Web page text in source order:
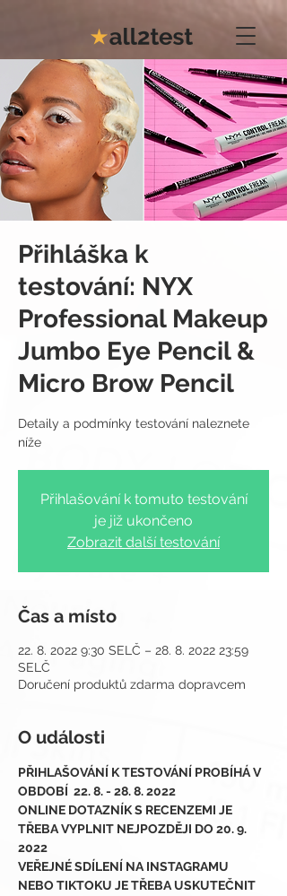
Přihláška k
testování: NYX
Professional Makeup
Jumbo Eye Pencil &
Micro Brow Pencil
Detaily a podmínky testování naleznete
Přihlašování k tomuto testování
je již ukončeno
Zobrazit další testování
Čas a místo
22. 8. 2022 9:30 SELČ – 28. 8. 2022 23:59
SELČ
Doručení produktů zdarma dopravcem
O události
PŘIHLAŠOVÁNÍ K TESTOVÁNÍ PROBÍHÁ V
OBDOBÍ  22. 8. - 28. 8. 2022
ONLINE DOTAZNÍK S RECENZEMI JE
TŘEBA VYPLNIT NEJPOZDĚJI DO 20. 9.
2022
VEŘEJNÉ SDÍLENÍ NA INSTAGRAMU
NEBO TIKTOKU JE TŘEBA USKUTEČNIT